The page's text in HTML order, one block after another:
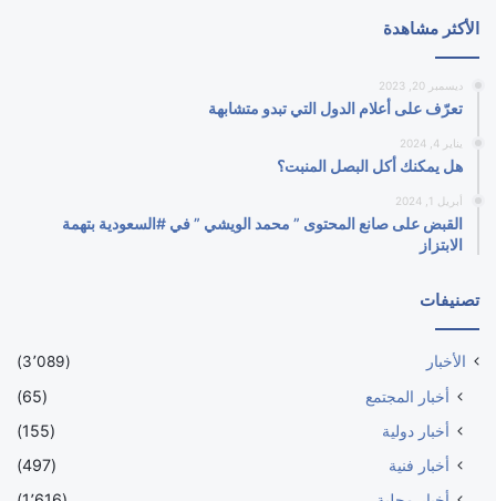
الأكثر مشاهدة
ديسمبر 20, 2023
تعرّف على أعلام الدول التي تبدو متشابهة
يناير 4, 2024
هل يمكنك أكل البصل المنبت؟
أبريل 1, 2024
القبض على صانع المحتوى ” محمد الويشي ” في #السعودية بتهمة
الابتزاز
تصنيفات
الأخبار (3٬089)
أخبار المجتمع
(65)
أخبار دولية
(155)
أخبار فنية
(497)